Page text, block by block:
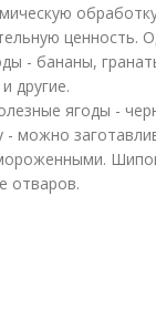
ценность.
- бананы,
другие.
ягоды -
- можно
отваров.